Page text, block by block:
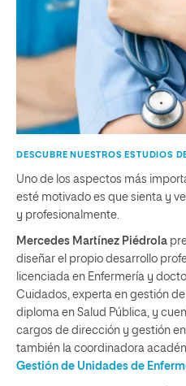
DESCUBRE NUESTROS ESTUDIOS
Uno de los aspectos más
esté motivado es que sienta y
y profesionalmente.
Mercedes Martínez Piédrola
diseñar el propio desarrollo
licenciada en Enfermería y
Cuidados, experta en gestión
diploma en Salud Pública, y
cargos de dirección y gestión
también la coordinadora
Gestión de Unidades de